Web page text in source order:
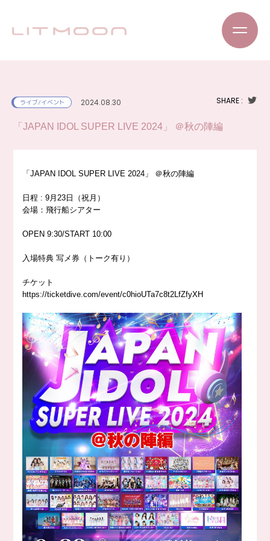
ライブ/イベント 2024.08.30 SHARE :
「JAPAN IDOL SUPER LIVE 2024」 ＠秋の陣編
「JAPAN IDOL SUPER LIVE 2024」 ＠秋の陣編
日程 : 9月23日（祝月）
会場：飛行船シアター
OPEN9:30/START 10:00
入場特典 写メ券（トーク有り）
チケット
https://ticketdive.com/event/c0hioUTa7c8t2LfZfyXH